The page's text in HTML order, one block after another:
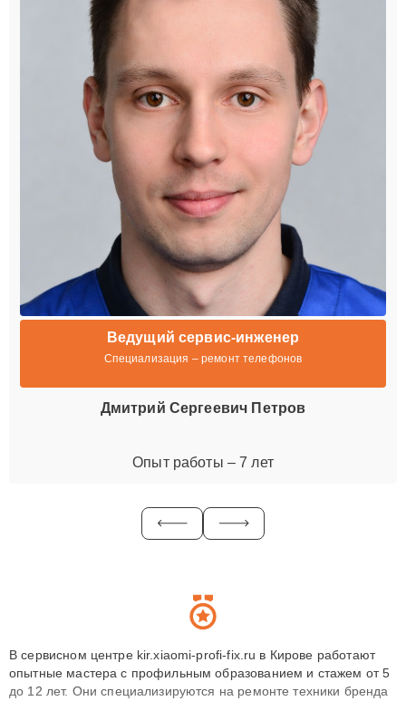
Ведущий сервис-инженер
Специализация – ремонт телефонов
Дмитрий Сергеевич Петров
Опыт работы – 7 лет
В сервисном центре kir.xiaomi-profi-fix.ru в Кирове работают
опытные мастера с профильным образованием и стажем от 5
до 12 лет. Они специализируются на ремонте техники бренда